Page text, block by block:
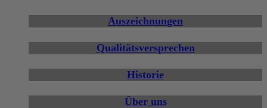
Auszeichnungen
Qualitätsversprechen
Historie
Über uns